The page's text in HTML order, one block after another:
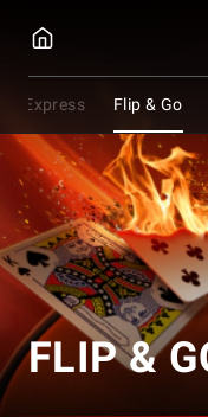
Express Flip & Go
FLIP &